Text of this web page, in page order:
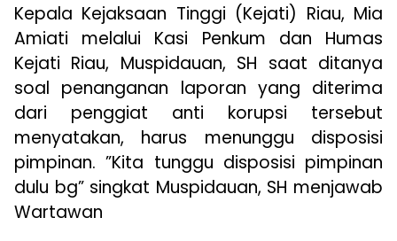
Kepala Kejaksaan Tinggi (Kejati) Riau, Mia
Amiati melalui Kasi Penkum dan Humas
Kejati Riau, Muspidauan, SH saat ditanya
soal penanganan laporan yang diterima
dari penggiat anti korupsi tersebut
menyatakan, harus menunggu disposisi
pimpinan. ”Kita tunggu disposisi pimpinan
dulu bg” singkat Muspidauan, SH menjawab
Wartawan